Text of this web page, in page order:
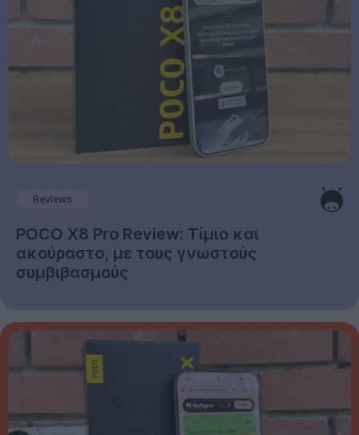
Reviews
POCO X8 Pro Review: Τίμιο και
ακούραστο, με τους γνωστούς
συμβιβασμούς